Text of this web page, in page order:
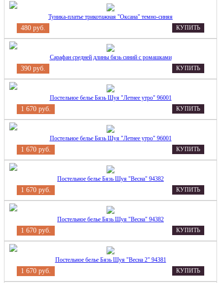
Туника-платье трикотажная "Оксана" темно-синяя
480 руб. КУПИТЬ
Сарафан средней длины бязь синий с ромашками
390 руб. КУПИТЬ
Постельное белье Бязь Шуя "Летнее утро" 96001
1 670 руб. КУПИТЬ
Постельное белье Бязь Шуя "Летнее утро" 96001
1 670 руб. КУПИТЬ
Постельное белье Бязь Шуя "Весна" 94382
1 670 руб. КУПИТЬ
Постельное белье Бязь Шуя "Весна" 94382
1 670 руб. КУПИТЬ
Постельное белье Бязь Шуя "Весна 2" 94381
1 670 руб. КУПИТЬ